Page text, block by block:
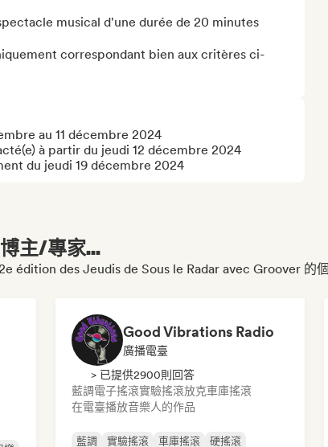
musical d'une durée de 20 minutes
correspondant bien aux critères ci-
au 11 décembre 2024
à partir du jeudi 12 décembre 2024
du jeudi 19 décembre 2024
主/專家...
édition des Jeudis de Sous le Radar avec Groover 的
Good Vibrations Radio
廣播電臺
> 已提供2900則回答
藍調電子搖滾實驗搖滾放克車庫搖滾
在電臺播放音樂人的作品
藍調 實驗搖滾 車庫搖滾 硬搖滾